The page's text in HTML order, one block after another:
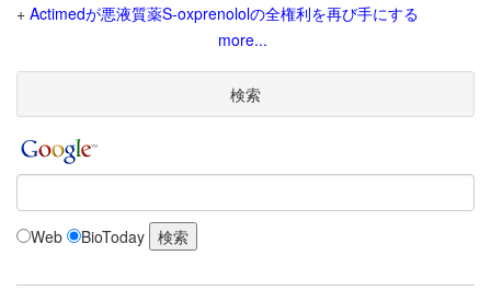
+ Actimedが悪液質薬S-oxprenololの全権利を再び手にする
more...
検索
Web BioToday